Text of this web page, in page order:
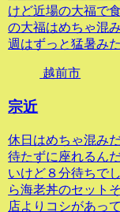
けど近場の大福で
の大福はめちゃ混
週はずっと猛暑み
越前市
宗近
休日はめちゃ混み
待たずに座れるん
いけど８分待ちで
ら海老丼のセット
店よりコシがあっ